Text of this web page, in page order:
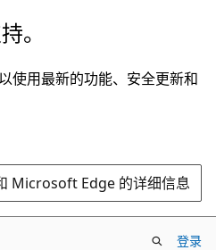
。
使用最新的功能、安全更新和
Microsoft Edge 的详细信息
登录